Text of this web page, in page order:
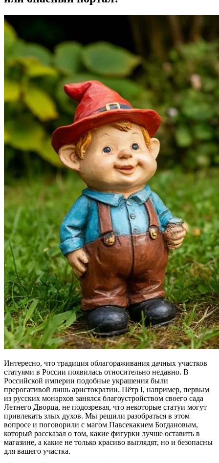
Интересно, что традиция облагораживания дачных участков
статуями в России появилась относительно недавно. В
Российской империи подобные украшения были
прерогативой лишь аристократии. Пётр I, например, первым
из русских монархов занялся благоустройством своего сада
Летнего Дворца, не подозревая, что некоторые статуи могут
привлекать злых духов. Мы решили разобраться в этом
вопросе и поговорили с магом Павсекакием Богдановым,
который рассказал о том, какие фигурки лучше оставить в
магазине, а какие не только красиво выглядят, но и безопасны
для вашего участка.